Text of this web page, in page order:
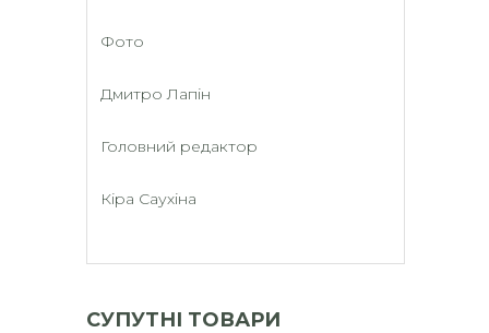
Фото
Дмитро Лапін
Головний редактор
Кіра Саухіна
СУПУТНІ ТОВАРИ